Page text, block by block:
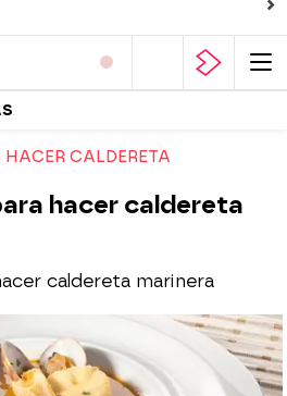
HACER CALDERETA
hacer caldereta
caldereta marinera